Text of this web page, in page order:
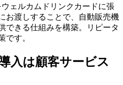
ェルカムドリンクカードに張
お渡しすることで、自動販売機
できる仕組みを構築。リピータ
です。
入は顧客サービス